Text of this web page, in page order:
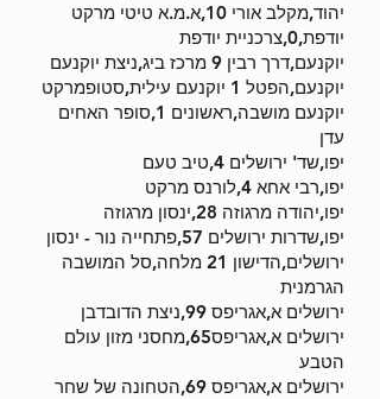
יהוד,מקלב אורי 10,א.מ.א טיטי מרקט
יודפת,0,צרכניית יודפת
יוקנעם,דרך רבין 9 מרכז ביג,ניצת יוקנעם
יוקנעם,הפטל 1 יוקנעם עילית,סטופמרקט
יוקנעם מושבה,ראשונים 1,סופר האחים
עדן
יפו,שד' ירושלים 4,טיב טעם
יפו,רבי אחא 4,לורנס מרקט
יפו,יהודה מרגוזה 28,ינסון מרגוזה
יפו,שדרות ירושלים 57,פתחייה נור - ינסון
ירושלים,הדישון 21 מלחה,סל המושבה
הגרמנית
ירושלים א,אגריפס 99,ניצת הדובדבן
ירושלים א,אגריפס65,מחסני מזון עולם
הטבע
ירושלים א,אגריפס 69,הטחונה של שחר